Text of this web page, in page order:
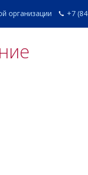
организации +7